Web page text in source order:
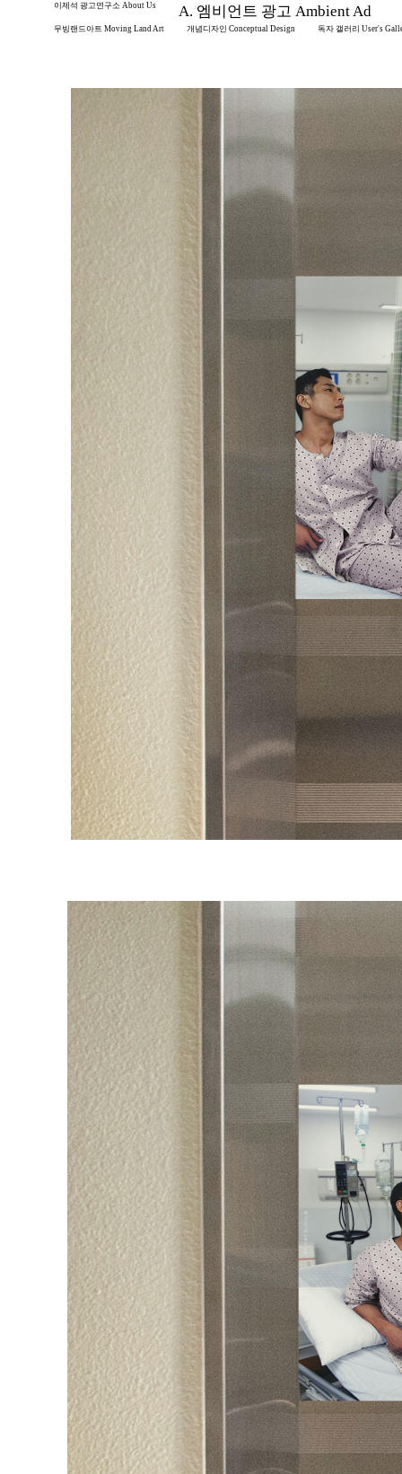
이제석 광고연구소 About Us A. 엠비언트 광고 Ambient Ad
무빙랜드아트 Moving Land Art 개념디자인 Conceptual Design 독자 갤러리 User's